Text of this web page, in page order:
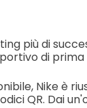
più di
di prima
Nike è
QR. Dai